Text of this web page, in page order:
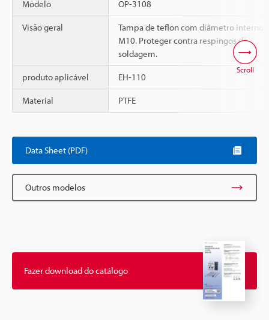
Modelo OP-3108
Visão geral
Tampa de teflon com diâmetro interno
M10. Proteger contra respingos de
soldagem.
produto aplicável EH-110
Material PTFE
Scroll
Data Sheet (PDF)
Outros modelos
Fazer download do catálogo